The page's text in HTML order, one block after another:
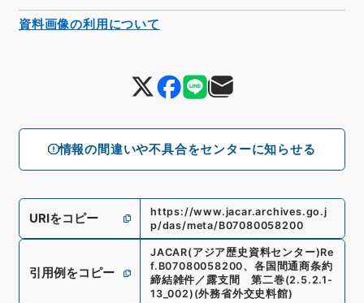
情報の間違いや不具合をセンターに知らせる
URIをコピー
https://www.jacar.archives.go.j
p/das/meta/B07080058200
引用例をコピー
JACAR(アジア歴史資料センター)Re
f. B07080058200、 各国間通商条約
締結雑件／露支間 第二巻(2.5.2.1-
13_002) (外務省外交史料館)
資料画像の利用について